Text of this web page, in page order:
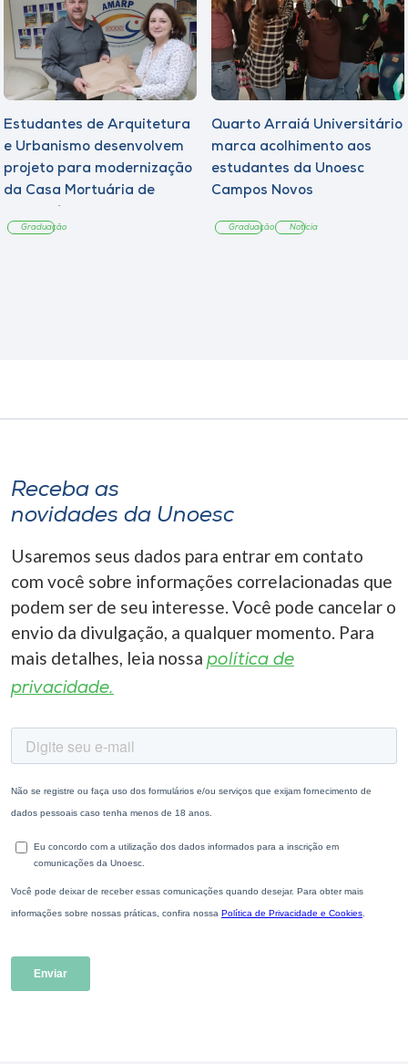
Estudantes de Arquitetura
e Urbanismo desenvolvem
projeto para modernização
da Casa Mortuária de
Graduação
Quarto Arraiá Universitário
marca acolhimento aos
estudantes da Unoesc
Campos Novos
Graduação Notícia
Receba as
novidades da Unoesc
Usaremos seus dados para entrar em contato
com você sobre informações correlacionadas que
podem ser de seu interesse. Você pode cancelar o
envio da divulgação, a qualquer momento. Para
mais detalhes, leia nossa política de
privacidade.